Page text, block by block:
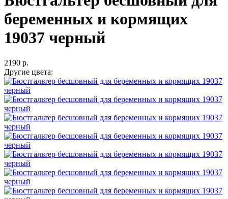
беременных и кормящих
19037 черный
2190 р.
Другие цвета: